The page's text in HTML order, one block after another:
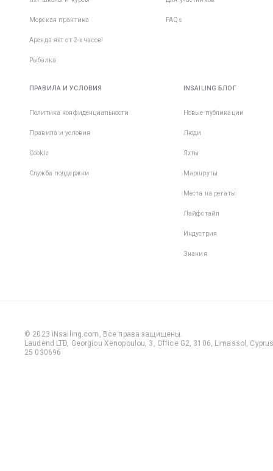
Морская практика
Аренда яхт от 2-х часов!
Рыбалка
FAQs
ПРАВИЛА И УСЛОВИЯ
Политика конфиденциальности
Правила и условия
Cookie
Служба поддержки
INSAILING БЛОГ
Новые публикации
Люди
Яхты
Маршруты
Места на регаты
Лайфстайл
Индустрия
Знания
© 2023 iNsailing.com, Все права защищены.
Laudend LTD, Georgiou Xenopoulou, 3, Office G2, 3106, Limassol,
25 030696